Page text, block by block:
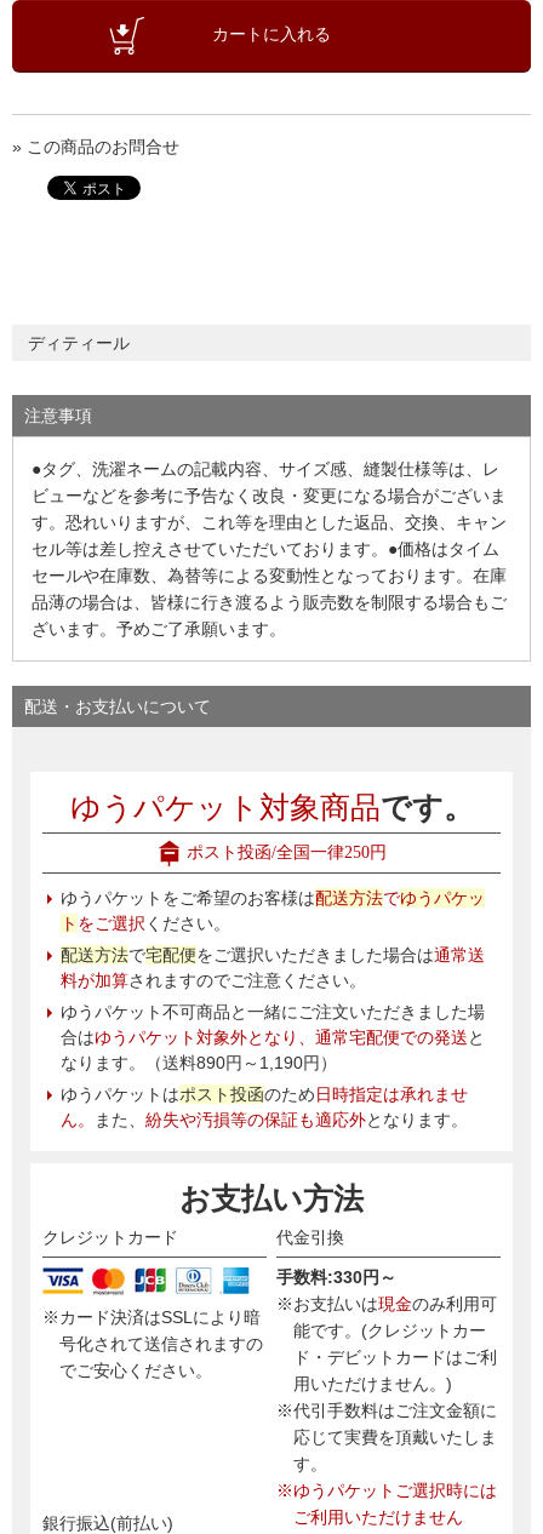
» この商品のお問合せ
ディティール
注意事項
●タグ、洗濯ネームの記載内容、サイズ感、縫製仕様等は、レ
ビューなどを参考に予告なく改良・変更になる場合がございま
す。恐れいりますが、これ等を理由とした返品、交換、キャン
セル等は差し控えさせていただいております。●価格はタイム
セールや在庫数、為替等による変動性となっております。在庫
品薄の場合は、皆様に行き渡るよう販売数を制限する場合もご
ざいます。予めご了承願います。
配送・お支払いについて
ゆうパケット対象商品です。
ポスト投函/全国一律250円
ゆうパケットをご希望のお客様は配送方法でゆうパケッ
ト をご選択 ください。
配送方法で宅配便をご選択いただきました場合は通常送
料が加算されますのでご注意ください。
ゆうパケット不可商品と一緒にご注文いただきました場
合はゆうパケット対象外となり、通常宅配便での発送と
なります。（送料890円～1,190円）
ゆうパケットはポスト投函のため日時指定は承れませ
ん。
また、 紛失や汚損等の保証も適応外となります。
お支払い方法
クレジットカード
※カード決済はSSLにより暗
号化されて送信されますの
でご安心ください。
代金引換
手数料:330円～
※お支払いは現金のみ利用可
能です。(クレジットカー
ド・デビットカードはご利
用いただけません。)
※代引手数料はご注文金額に
応じて実費を頂戴いたしま
す。
※ゆうパケットご選択時には
ご利用いただけません
銀行振込(前払い)